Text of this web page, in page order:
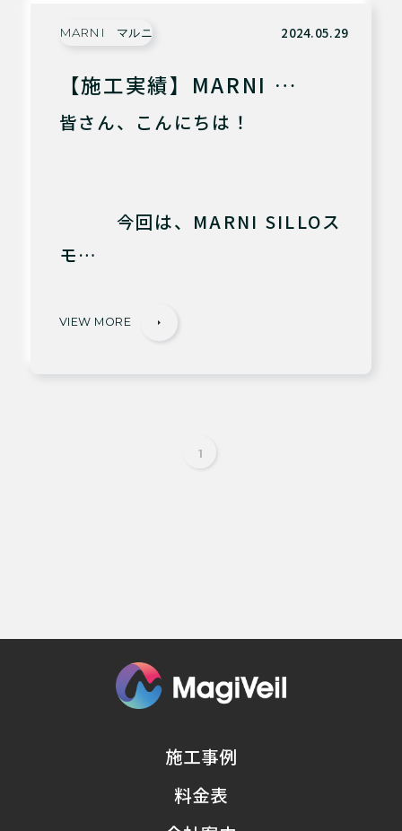
MARNI マルニ 2024.05.29
【施工実績】MARNI …
皆さん、こんにちは！
今回は、MARNI SILLOス
モ…
VIEW MORE
1
施工事例
料金表